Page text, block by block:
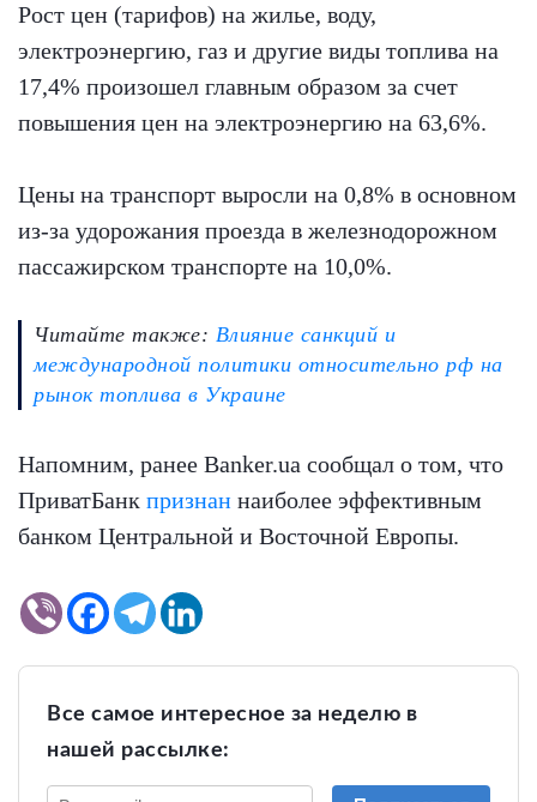
Рост цен (тарифов) на жилье, воду,
электроэнергию, газ и другие виды топлива на
17,4% произошел главным образом за счет
повышения цен на электроэнергию на 63,6%.
Цены на транспорт выросли на 0,8% в основном
из-за удорожания проезда в железнодорожном
пассажирском транспорте на 10,0%.
Читайте также: Влияние санкций и
международной политики относительно рф на
рынок топлива в Украине
Напомним, ранее Banker.ua сообщал о том, что
ПриватБанк признан наиболее эффективным
банком Центральной и Восточной Европы.
Все самое интересное за неделю в
нашей рассылке: